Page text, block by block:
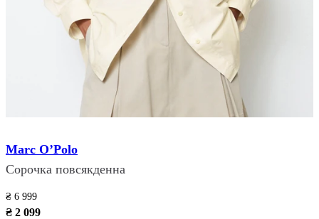
Marc O’Polo
Сорочка повсякденна
₴ 6 999
₴ 2 099